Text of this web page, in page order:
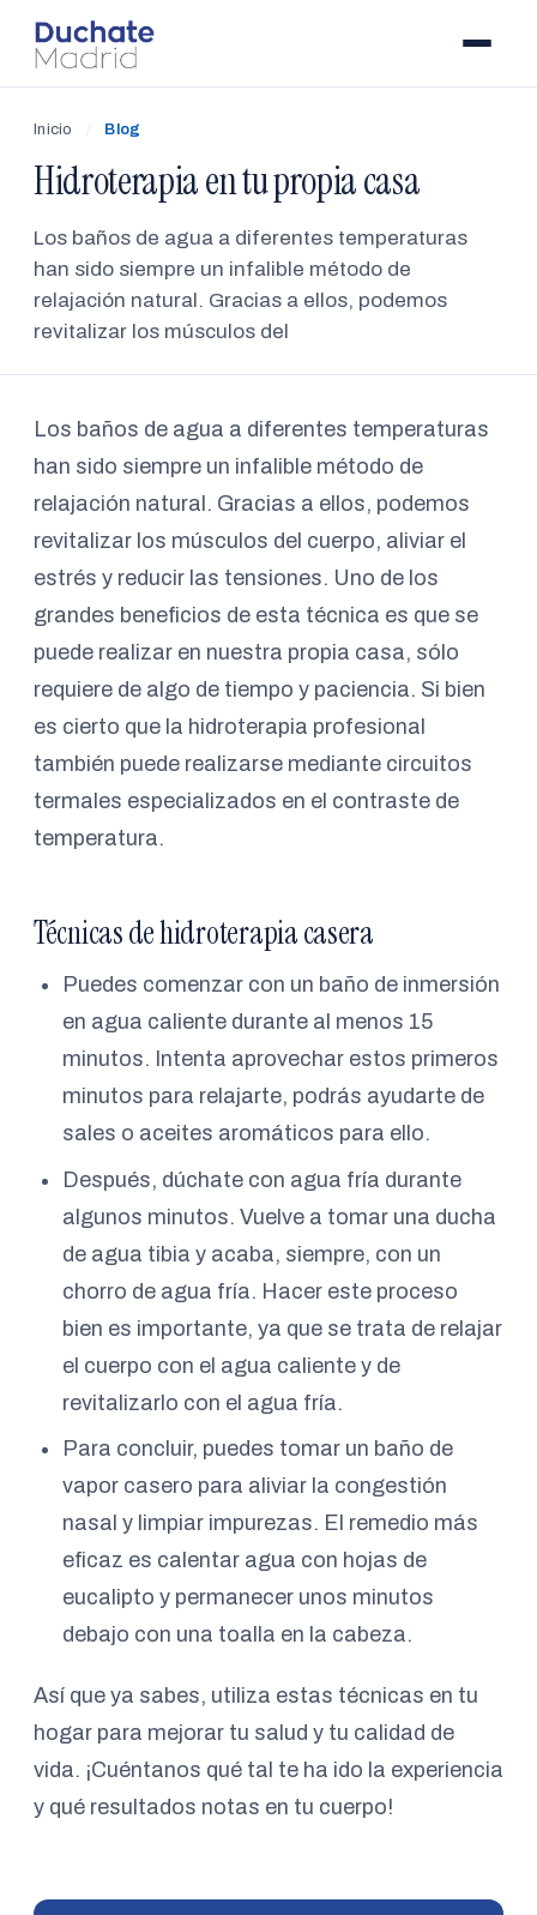
Inicio / Blog
Hidroterapia en tu propia casa
Los baños de agua a diferentes temperaturas
han sido siempre un infalible método de
relajación natural. Gracias a ellos, podemos
revitalizar los músculos del
Los baños de agua a diferentes temperaturas
han sido siempre un infalible método de
relajación natural. Gracias a ellos, podemos
revitalizar los músculos del cuerpo, aliviar el
estrés y reducir las tensiones. Uno de los
grandes beneficios de esta técnica es que se
puede realizar en nuestra propia casa, sólo
requiere de algo de tiempo y paciencia. Si bien
es cierto que la hidroterapia profesional
también puede realizarse mediante circuitos
termales especializados en el contraste de
temperatura.
Técnicas de hidroterapia casera
Puedes comenzar con un baño de inmersión
en agua caliente durante al menos 15
minutos. Intenta aprovechar estos primeros
minutos para relajarte, podrás ayudarte de
sales o aceites aromáticos para ello.
Después, dúchate con agua fría durante
algunos minutos. Vuelve a tomar una ducha
de agua tibia y acaba, siempre, con un
chorro de agua fría. Hacer este proceso
bien es importante, ya que se trata de relajar
el cuerpo con el agua caliente y de
revitalizarlo con el agua fría.
Para concluir, puedes tomar un baño de
vapor casero para aliviar la congestión
nasal y limpiar impurezas. El remedio más
eficaz es calentar agua con hojas de
eucalipto y permanecer unos minutos
debajo con una toalla en la cabeza.
Así que ya sabes, utiliza estas técnicas en tu
hogar para mejorar tu salud y tu calidad de
vida. ¡Cuéntanos qué tal te ha ido la experiencia
y qué resultados notas en tu cuerpo!